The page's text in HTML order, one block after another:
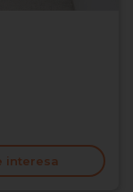
interesa